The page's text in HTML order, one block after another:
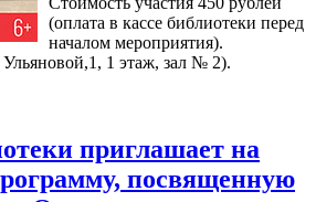
(оплата в кассе библиотеки перед
началом мероприятия).
1 этаж, зал № 2).
приглашает на
посвященную